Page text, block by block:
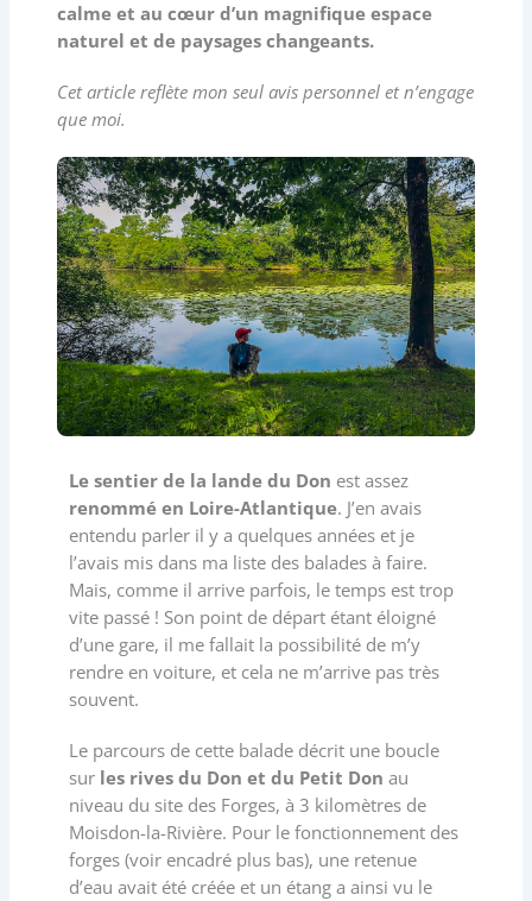
calme et au cœur d’un magnifique espace
naturel et de paysages changeants.
Cet article reflète mon seul avis personnel et n’engage
que moi.
Le sentier de la lande du Don est assez
renommé en Loire-Atlantique. J’en avais
entendu parler il y a quelques années et je
l’avais mis dans ma liste des balades à faire.
Mais, comme il arrive parfois, le temps est trop
vite passé ! Son point de départ étant éloigné
d’une gare, il me fallait la possibilité de m’y
rendre en voiture, et cela ne m’arrive pas très
souvent.
Le parcours de cette balade décrit une boucle
sur les rives du Don et du Petit Don au
niveau du site des Forges, à 3 kilomètres de
Moisdon-la-Rivière. Pour le fonctionnement des
forges (voir encadré plus bas), une retenue
d’eau avait été créée et un étang a ainsi vu le